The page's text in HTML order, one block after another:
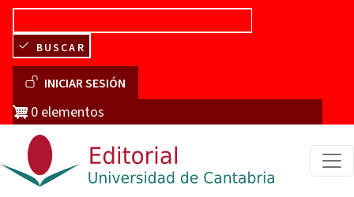
Pasar al contenido principal
BUSCAR
Menú de cuenta de usuario
INICIAR SESIÓN
0 elementos